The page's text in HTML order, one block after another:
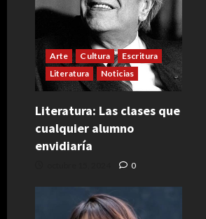
Arte Cultura
Escritura
Literatura
Noticias
Literatura: Las clases que
cualquier alumno
envidiaría
0